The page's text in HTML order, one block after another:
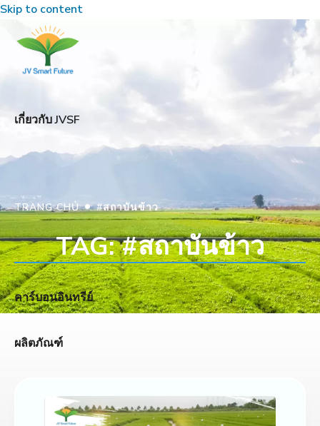
Skip to content
เกี่ยวกับ JVSF
คาร์บอนอินทรีย์
ผลิตภัณฑ์
TRANG CHỦ•#สถาบันข้าว
TAG: #สถาบันข้าว